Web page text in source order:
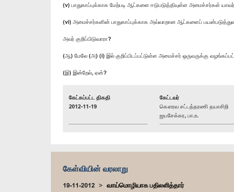
(v) பாதுகாப்புக்காக மேற்படி ஆட்களை ஈடுபடுத்தியுள்ள அமைச்சர்கள்
(vi) அமைச்சர்களின் பாதுகாப்புக்காக அவ்வாறான ஆட்களைப்
அவர் குறிப்பிடுவாரா?
(ஆ) மேலே (அ) (i) இல் குறிப்பிடப்பட்டுள்ள அமைச்சர் ஒருவருக்கு
(இ) இன்றேல், ஏன்?
கேட்கப்பட்ட திகதி
2012-11-19
கேட்டவர்
கௌரவ சட்டத்தரணி தயாசிறி
ஜயசேக்கர, பா.உ.
கேள்வியின் வரலாறு
19-11-2012
வாய்மொழியாக பதிலளித்தார்